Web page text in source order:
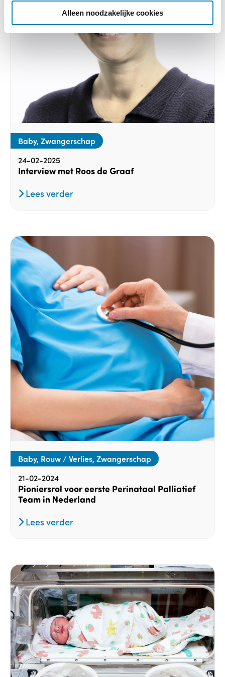
Alleen noodzakelijke cookies
Baby, Zwangerschap
24-02-2025
Interview met Roos de Graaf
Lees verder
Baby, Rouw / Verlies, Zwangerschap
21-02-2024
Pioniersrol voor eerste Perinataal Palliatief
Team in Nederland
Lees verder